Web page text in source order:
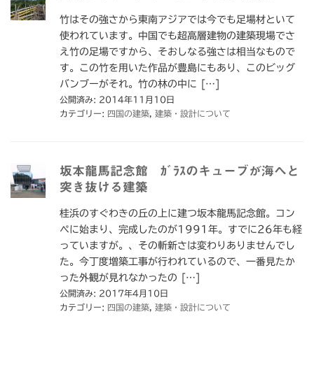
竹はその強さから東南アジアでは今でも足場材といて
使われています。中国でも超高層建物の建築現場でさ
え竹の足場ですから、そおしなる強さは相当なもので
す。この竹を用いた作品が豊島にもあり、このビッグ
バンブーがそれ。竹の林の中に […]
公開済み: 2014年11月10日
カテゴリー: 四国の建築 建築・設計について
坂本龍馬記念館 ｶﾞﾗｽのキューブが海へと
突き抜ける建築
桂浜のすぐわきの丘の上に建つ坂本龍馬記念館。コン
ペに始まり、完成したのが1991年。すでに26年も経
っていますが。、その斬新さは変わりありませんでし
た。今丁度増築工事が行われているので、一番見たか
った外観が見れなかったの […]
公開済み: 2017年4月10日
カテゴリー: 四国の建築 建築・設計について